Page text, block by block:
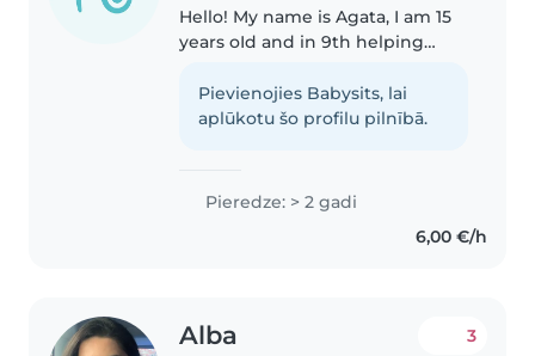
Hello! My name is Agata, I am 15
years oId and in 9th helping
children. I love cooking and can
prepare a wide variety of dishes.
Pievienojies Babysits, lai
aplūkotu šo profilu pilnībā.
Pieredze: > 2 gadi
6,00 €/h
Alba 3